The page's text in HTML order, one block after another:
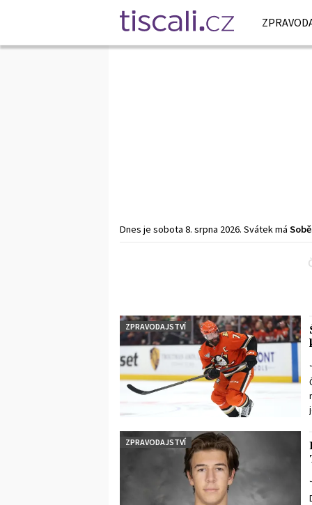
Dnes je sobota 8. srpna 2026. Svátek má
ZPRAVODAJSTVÍ
ZPRAVODAJSTVÍ